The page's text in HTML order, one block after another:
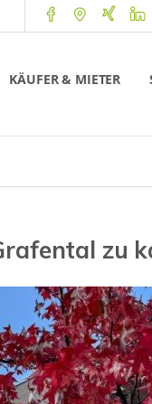
KÄUFER & MIETER
zu